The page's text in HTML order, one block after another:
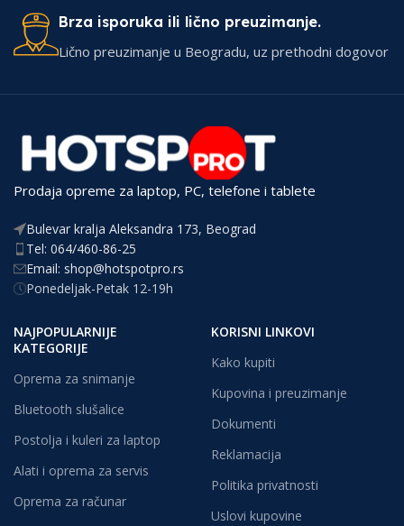
Brza isporuka ili lično preuzimanje.
Lično preuzimanje u Beogradu, uz prethodni dogovor
Prodaja opreme za laptop, PC, telefone i tablete
Bulevar kralja Aleksandra 173, Beograd
Tel: 064/460-86-25
Email: shop@hotspotpro.rs
Ponedeljak-Petak 12-19h
NAJPOPULARNIJE
KATEGORIJE
Oprema za snimanje
Bluetooth slušalice
Postolja i kuleri za laptop
Alati i oprema za servis
Oprema za računar
KORISNI LINKOVI
Kako kupiti
Kupovina i preuzimanje
Dokumenti
Reklamacija
Politika privatnosti
Uslovi kupovine